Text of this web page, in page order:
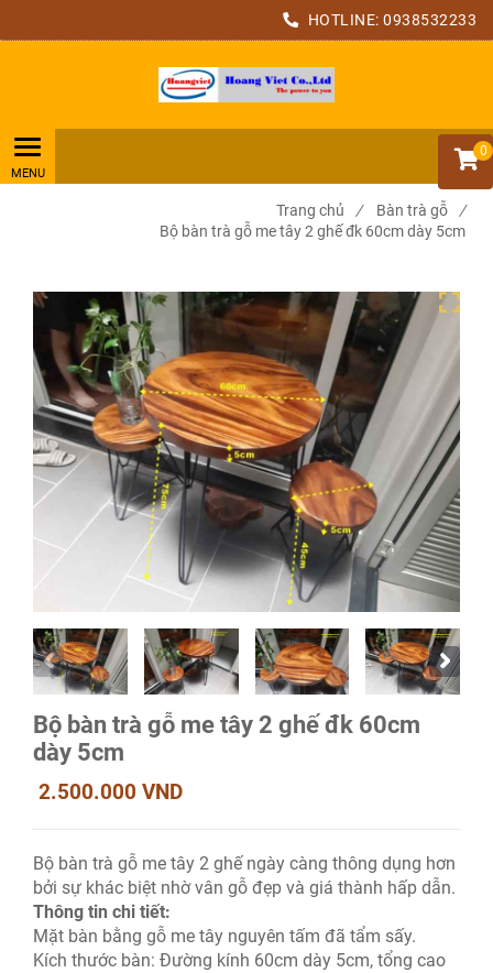
HOTLINE: 0938532233
0
Trang chủ / Bàn trà gỗ
/
Bộ bàn trà gỗ me tây 2 ghế đk 60cm dày 5cm
Bộ bàn trà gỗ me tây 2 ghế đk 60cm
dày 5cm
2.500.000 VND
Bộ bàn trà gỗ me tây 2 ghế ngày càng thông dụng hơn
bởi sự khác biệt nhờ vân gỗ đẹp và giá thành hấp dẫn.
Thông tin chi tiết:
Mặt bàn bằng gỗ me tây nguyên tấm đã tẩm sấy.
Kích thước bàn: Đường kính 60cm dày 5cm, tổng cao